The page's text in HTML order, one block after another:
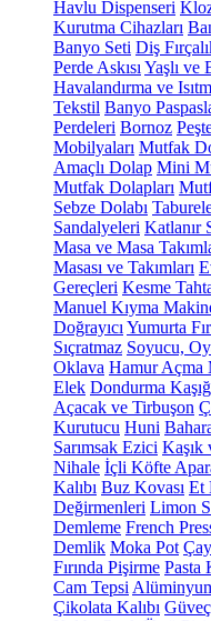
Havlu Dispenseri
Kurutma Cihazları
Banyo Seti Diş
Perde Askısı Yaşlı ve
Havalandırma ve
Tekstil Banyo
Perdeleri Bornoz
Mobilyaları Mutfak
Amaçlı Dolap Mini
Mutfak Dolapları
Sebze Dolabı
Sandalyeleri Katlanır
Masa ve Masa
Masası ve Takımları
Gereçleri Kesme
Manuel Kıyma
Doğrayıcı Yumurta
Sıçratmaz Soyucu,
Oklava Hamur Açma
Elek Dondurma
Açacak ve Tirbuşon
Kurutucu Huni
Sarımsak Ezici Kaşık
Nihale İçli Köfte
Kalıbı Buz Kovası Et
Değirmenleri Limon
Demleme French
Demlik Moka Pot
Fırında Pişirme Pasta
Cam Tepsi
Çikolata Kalıbı Güveç